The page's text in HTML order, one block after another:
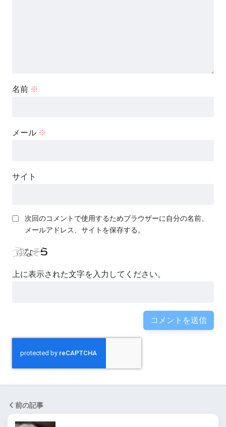
名前 ※
メール ※
サイト
次回のコメントで使用するためブラウザーに自分の名前、
メールアドレス、サイトを保存する。
上に表示された文字を入力してください。
前の記事